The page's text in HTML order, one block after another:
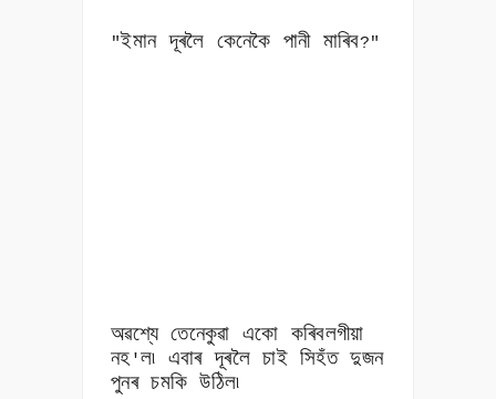
"ইমান দূৰলৈ কেনেকৈ পানী মাৰিব?"
অৱশ্যে তেনেকুৱা একো কৰিবলগীয়া
নহ'ল৷ এবাৰ দূৰলৈ চাই সিহঁত দুজন
পুনৰ চমকি উঠিল৷